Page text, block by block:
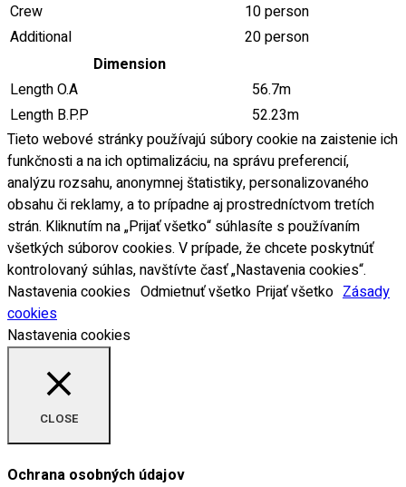
Crew
10 person
Additional
20 person
Dimension
Length O.A
56.7m
Length B.P.P
52.23m
Tieto webové stránky používajú súbory cookie na zaistenie ich
funkčnosti a na ich optimalizáciu, na správu preferencií,
analýzu rozsahu, anonymnej štatistiky, personalizovaného
obsahu či reklamy, a to prípadne aj prostredníctvom tretích
strán. Kliknutím na „Prijať všetko“ súhlasíte s používaním
všetkých súborov cookies. V prípade, že chcete poskytnúť
kontrolovaný súhlas, navštívte časť „Nastavenia cookies“.
Nastavenia cookies Odmietnuť všetko Prijať všetko Zásady
cookies
Nastavenia cookies
CLOSE
Ochrana osobných údajov